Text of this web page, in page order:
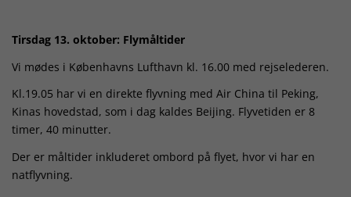
Tirsdag 13. oktober: Flymåltider
Vi mødes i Københavns Lufthavn kl. 16.00 med rejselederen.
Kl.19.05 har vi en direkte flyvning med Air China til Peking,
Kinas hovedstad, som i dag kaldes Beijing. Flyvetiden er 8
timer, 40 minutter.
Der er måltider inkluderet ombord på flyet, hvor vi har en
natflyvning.